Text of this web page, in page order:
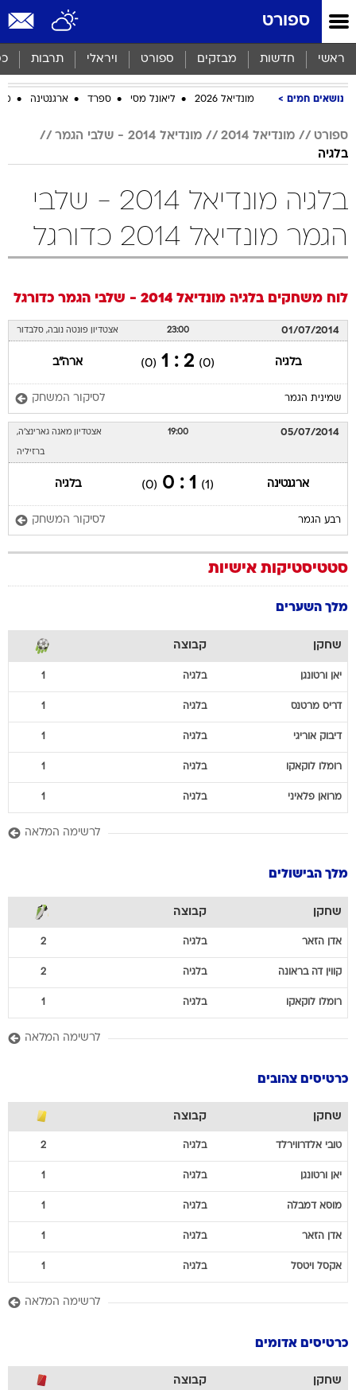
ספורט
ראשי חדשות מבזקים ספורט ויראלי תרבות
נושאים חמים מונדיאל 2026 ליאונל מסי ספרד ארגנטינה
ספורט מונדיאל 2014
מונדיאל 2014 - שלבי הגמר
בלגיה
בלגיה מונדיאל 2014 - שלבי
הגמר מונדיאל 2014 כדורגל
לוח משחקים בלגיה מונדיאל 2014 - שלבי הגמר כדורגל
01/07/2014
23:00 אצטדיון פונטה נובה, סלבדור
בלגיה (0)
2 : 1
(0) ארה"ב
שמינית הגמר לסיקור המשחק
05/07/2014
19:00 אצטדיון מאנה גארינצ'ה,
ברזיליה
ארגנטינה (1)
1 : 0
(0) בלגיה
רבע הגמר לסיקור המשחק
סטטיסטיקות אישיות
מלך השערים
שחקן קבוצה
יאן ורטונגן בלגיה 1
דריס מרטנס בלגיה 1
דיבוק אוריגי בלגיה 1
רומלו לוקאקו בלגיה 1
מרואן פלאיני בלגיה 1
לרשימה המלאה
מלך הבישולים
שחקן קבוצה
אדן הזאר בלגיה 2
קווין דה בראונה בלגיה 2
רומלו לוקאקו בלגיה 1
לרשימה המלאה
כרטיסים צהובים
שחקן קבוצה
טובי אלדרווירלד בלגיה 2
יאן ורטונגן בלגיה 1
מוסא דמבלה בלגיה 1
אדן הזאר בלגיה 1
אקסל ויטסל בלגיה 1
לרשימה המלאה
כרטיסים אדומים
שחקן קבוצה